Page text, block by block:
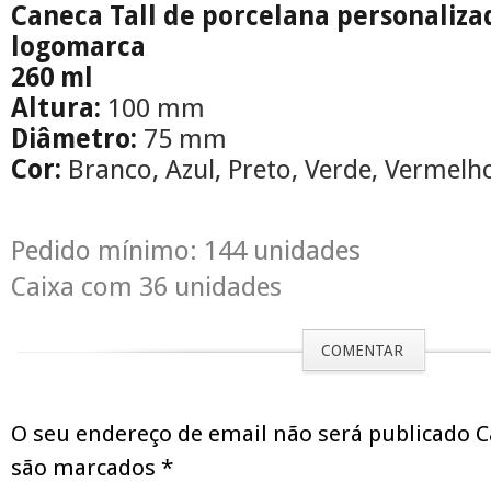
Caneca Tall de porcelana
logomarca
260 ml
Altura: 100 mm
Diâmetro: 75 mm
Cor: Branco, Azul, Preto, Verde,
Pedido mínimo: 144 unidades
Caixa com 36 unidades
COMENTAR
O seu endereço de email não será publicado
são marcados *